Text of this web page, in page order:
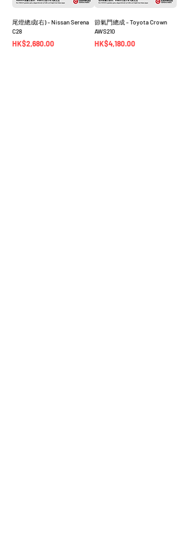
尾燈總成(右) - Nissan Serena
C28
價格
HK$2,680.00
節氣門總成 - Toyota Crown
AWS210
價格
HK$4,180.00